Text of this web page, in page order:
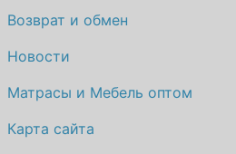
Возврат и обмен
Новости
Матрасы и Мебель оптом
Карта сайта